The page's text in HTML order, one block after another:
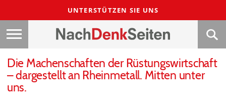
UNTERSTÜTZEN SIE UNS
Die Machenschaften der Rüstungswirtschaft
– dargestellt an Rheinmetall. Mitten unter
uns.